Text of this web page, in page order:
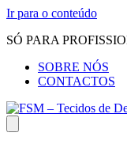
Ir para o conteúdo
SÓ PARA
SOBRE NÓS
CONTACTOS